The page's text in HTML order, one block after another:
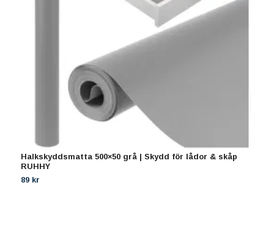
Halkskyddsmatta 500×50 grå | Skydd för lådor & skåp
RUHHY
89 kr